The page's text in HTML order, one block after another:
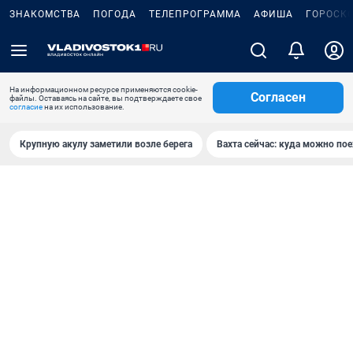
ЗНАКОМСТВА ПОГОДА ТЕЛЕПРОГРАММА АФИША
На информационном ресурсе применяются cookie-
файлы. Оставаясь на сайте, вы подтверждаете свое
согласиена их использование.
Согласен
Крупную акулу заметили возле берега Вахта сейчас: куда можно